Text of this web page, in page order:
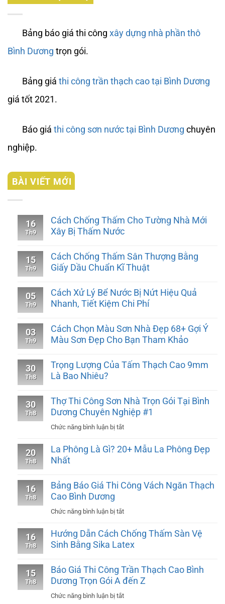
Bảng báo giá thi công xây dựng nhà phần thô
Bình Dương trọn gói.
Bảng giá thi công trần thạch cao tại Bình Dương
giá tốt 2021.
Báo giá thi công sơn nước tại Bình Dương chuyên
nghiệp.
BÀI VIẾT MỚI
16
Th9
Cách Chống Thấm Cho Tường Nhà Mới
Xây Bị Thấm Nước
15
Th9
Cách Chống Thấm Sân Thượng Bằng
Giấy Dầu Chuẩn Kĩ Thuật
05
Th9
Cách Xử Lý Bể Nước Bị Nứt Hiệu Quả
Nhanh, Tiết Kiệm Chi Phí
03
Th9
Cách Chọn Màu Sơn Nhà Đẹp 68+ Gợi Ý
Màu Sơn Đẹp Cho Bạn Tham Khảo
30
Th8
Trọng Lượng Của Tấm Thạch Cao 9mm
Là Bao Nhiêu?
30
Th8
Thợ Thi Công Sơn Nhà Trọn Gói Tại Bình
Dương Chuyên Nghiệp #1
Chức năng bình luận bị tắtở
Thi
Nhà
Gói
Chuyên
Nghiệp
20
Th8
La Phông Là Gì? 20+ Mẫu La Phông Đẹp
Nhất
16
Th8
Bảng Báo Giá Thi Công Vách Ngăn Thạch
Cao Bình Dương
Chức năng bình luận bị tắtở
Báo
Giá
Công
Vách
Ngăn
16
Th8
Hướng Dẫn Cách Chống Thấm Sàn Vệ
Sinh Bằng Sika Latex
15
Th8
Báo Giá Thi Công Trần Thạch Cao Bình
Dương Trọn Gói A đến Z
Chức năng bình luận bị tắtở